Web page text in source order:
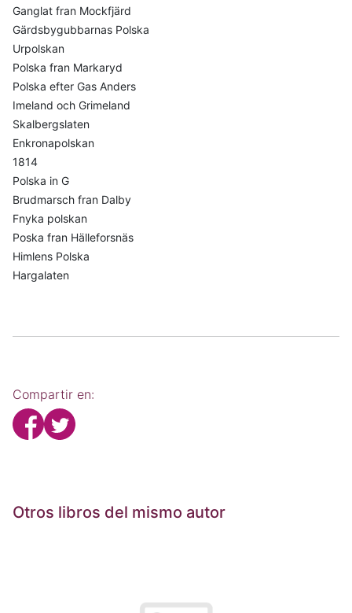
Ganglat fran Mockfjärd
Gärdsbygubbarnas Polska
Urpolskan
Polska fran Markaryd
Polska efter Gas Anders
Imeland och Grimeland
Skalbergslaten
Enkronapolskan
1814
Polska in G
Brudmarsch fran Dalby
Fnyka polskan
Poska fran Hälleforsnäs
Himlens Polska
Hargalaten
Compartir en:
Otros libros del mismo autor